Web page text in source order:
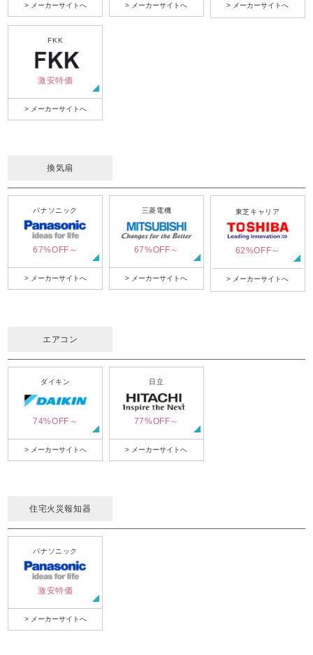
> メーカーサイトへ > メーカーサイトへ > メーカーサイトへ
FKK
激安特価
> メーカーサイトへ
換気扇
パナソニック
67%OFF～
> メーカーサイトへ
三菱電機
67%OFF～
> メーカーサイトへ
東芝キャリア
62%OFF～
> メーカーサイトへ
エアコン
ダイキン
74%OFF～
> メーカーサイトへ
日立
77%OFF～
> メーカーサイトへ
住宅火災報知器
パナソニック
激安特価
> メーカーサイトへ